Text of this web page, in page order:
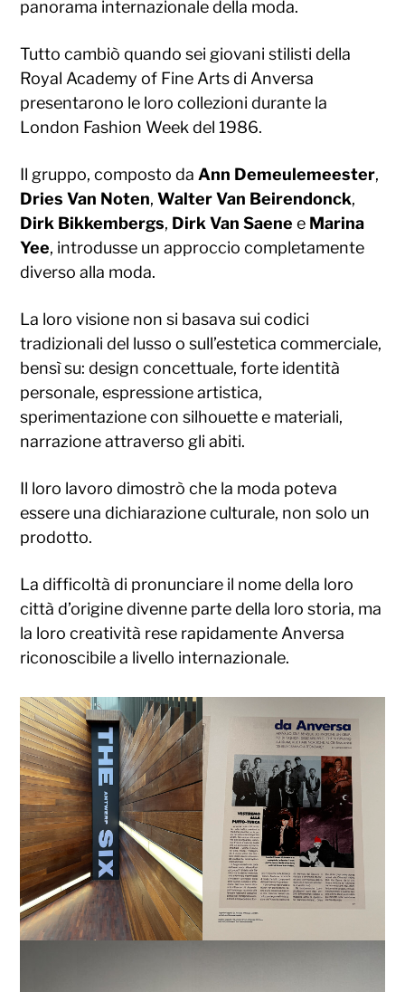
panorama internazionale della moda.
Tutto cambiò quando sei giovani stilisti della
Royal Academy of Fine Arts di Anversa
presentarono le loro collezioni durante la
London Fashion Week del 1986.
Il gruppo, composto da Ann Demeulemeester,
Dries Van Noten,Walter Van Beirendonck,
Dirk Bikkembergs, Dirk Van Saene e Marina
Yee, introdusse un approccio completamente
diverso alla moda.
La loro visione non si basava sui codici
tradizionali del lusso o sull’estetica commerciale,
bensì su: design concettuale, forte identità
personale, espressione artistica,
sperimentazione con silhouette e materiali,
narrazione attraverso gli abiti.
Il loro lavoro dimostrò che la moda poteva
essere una dichiarazione culturale, non solo un
prodotto.
La difficoltà di pronunciare il nome della loro
città d’origine divenne parte della loro storia, ma
la loro creatività rese rapidamente Anversa
riconoscibile a livello internazionale.